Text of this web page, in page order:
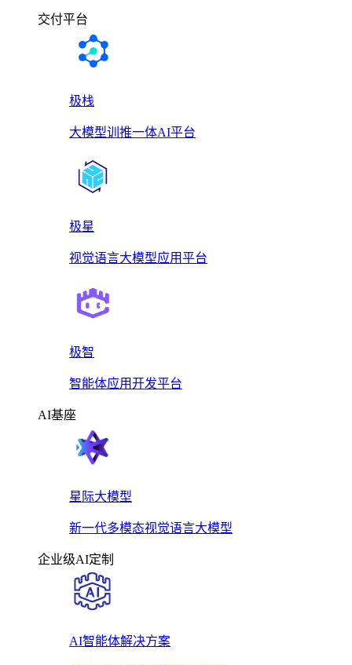
交付平台
极栈
大模型训推一体AI平台
极星
视觉语言大模型应用平台
极智
智能体应用开发平台
AI基座
星际大模型
新一代多模态视觉语言大模型
企业级AI定制
AI智能体解决方案